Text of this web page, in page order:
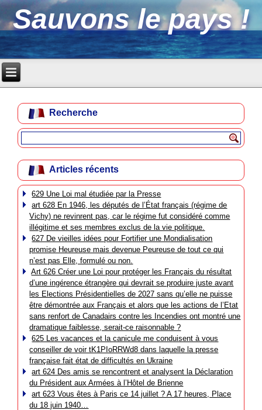
Sauvons le pays !
Recherche
Articles récents
629 Une Loi mal étudiée par la Presse
art 628 En 1946, les députés de l’État français (régime de
Vichy) ne revinrent pas, car le régime fut considéré comme
illégitime et ses membres exclus de la vie politique.
627 De vieilles idées pour Fortifier une Mondialisation
promise Heureuse mais devenue Peureuse de tout ce qui
n’est pas Elle, formulé ou non.
Art 626 Créer une Loi pour protéger les Français du résultat
d’une ingérence étrangère qui devrait se produire juste avant
les Elections Présidentielles de 2027 sans qu’elle ne puisse
être démontrée aux Français et alors que les actions de l’Etat
sans renfort de Canadairs contre les Incendies ont montré une
dramatique faiblesse, serait-ce raisonnable ?
625 Les vacances et la canicule me conduisent à vous
conseiller de voir tK1PIoRRWd8 dans laquelle la presse
française fait état de difficultés en Ukraine
art 624 Des amis se rencontrent et analysent la Déclaration
du Président aux Armées à l’Hôtel de Brienne
art 623 Vous êtes à Paris ce 14 juillet ? A 17 heures, Place
du 18 juin 1940…